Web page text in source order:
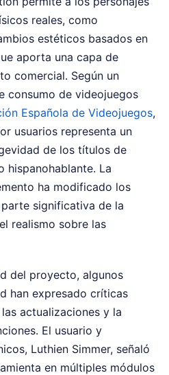
reales, como
estéticos basados en
aporta una capa de
comercial. Según un
consumo de videojuegos
Española de Videojuegos,
usuarios representa un
de los títulos de
hispanohablante. La
ha modificado los
significativa de la
realismo sobre las
del proyecto, algunos
han expresado críticas
actualizaciones y la
El usuario y
Luthien Simmer, señaló
en múltiples módulos